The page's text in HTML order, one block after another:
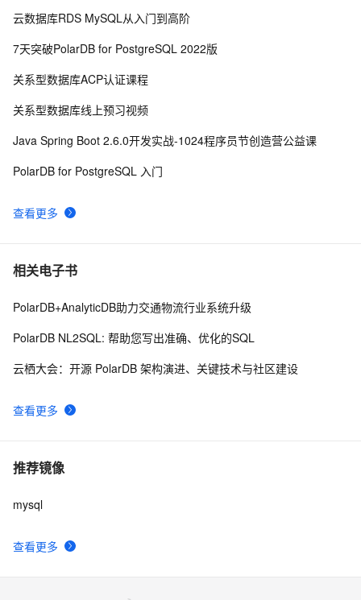
查看更多
云数据库RDS MySQL从入门到高阶
7天突破PolarDB for PostgreSQL 2022版
关系型数据库ACP认证课程
关系型数据库线上预习视频
Java Spring Boot 2.6.0开发实战-1024程序员节创造营公益课
PolarDB for PostgreSQL 入门
相关电子书
查看更多
PolarDB+AnalyticDB助力交通物流行业系统升级
PolarDB NL2SQL: 帮助您写出准确、优化的SQL
云栖大会：开源 PolarDB 架构演进、关键技术与社区建设
推荐镜像
查看更多
mysql